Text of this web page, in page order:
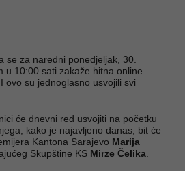
se za naredni ponedjeljak, 30.
u 10:00 sati zakaže hitna online
ovo su jednoglasno usvojili svi
će dnevni red usvojiti na početku
kako je najavljeno danas, bit će
Kantona Sarajevo Marija
Skupštine KS Mirze Čelika